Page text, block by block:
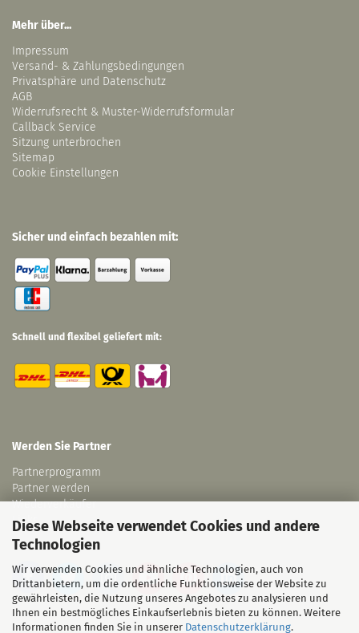
Diese Webseite verwendet Cookies und andere
Technologien
Wir verwenden Cookies und ähnliche Technologien, auch von
Drittanbietern, um die ordentliche Funktionsweise der Website zu
gewährleisten, die Nutzung unseres Angebotes zu analysieren und
Ihnen ein bestmögliches Einkaufserlebnis bieten zu können. Weitere
Informationen finden Sie in unserer Datenschutzerklärung.
Mehr über...
Impressum
Versand- & Zahlungsbedingungen
Privatsphäre und Datenschutz
AGB
Widerrufsrecht & Muster-Widerrufsformular
Callback Service
Sitzung unterbrochen
Sitemap
Cookie Einstellungen
Sicher und einfach bezahlen mit:
Schnell und flexibel geliefert mit:
Werden Sie Partner
Partnerprogramm
Partner werden
Wiederverkäufer
Links